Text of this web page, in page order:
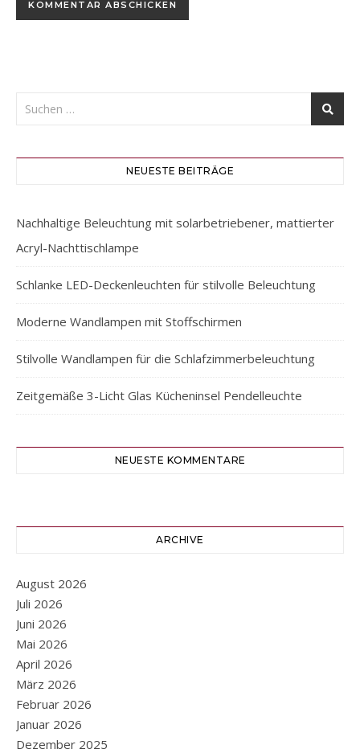
NEUESTE BEITRÄGE
Nachhaltige Beleuchtung mit solarbetriebener, mattierter
Acryl-Nachttischlampe
Schlanke LED-Deckenleuchten für stilvolle Beleuchtung
Moderne Wandlampen mit Stoffschirmen
Stilvolle Wandlampen für die Schlafzimmerbeleuchtung
Zeitgemäße 3-Licht Glas Kücheninsel Pendelleuchte
NEUESTE KOMMENTARE
ARCHIVE
August 2026
Juli 2026
Juni 2026
Mai 2026
April 2026
März 2026
Februar 2026
Januar 2026
Dezember 2025